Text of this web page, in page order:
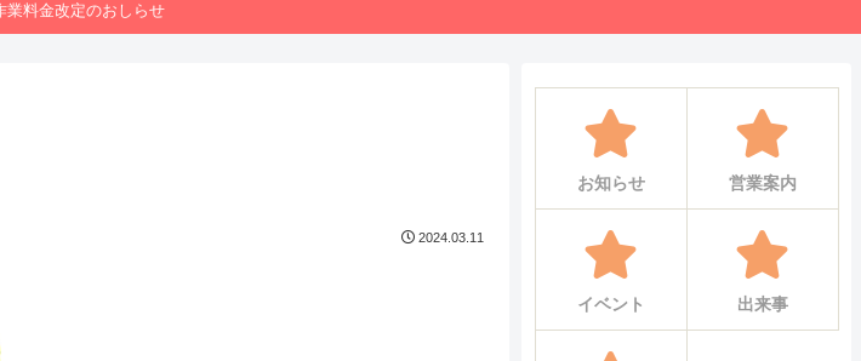
業料金改定のおしらせ
2024.03.11
お知らせ 営業案内
イベント 出来事